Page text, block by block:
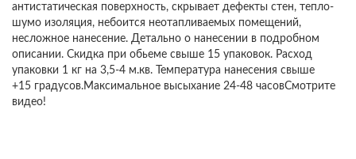
антистатическая поверхность, скрывает дефекты стен, тепло-
шумо изоляция, небоится неотапливаемых помещений,
несложное нанесение. Детально о нанесении в подробном
описании. Скидка при обьеме свыше 15 упаковок. Расход
упаковки 1 кг на 3,5-4 м.кв. Температура нанесения свыше
+15 градусов.Максимальное высыхание 24-48 часовСмотрите
видео!